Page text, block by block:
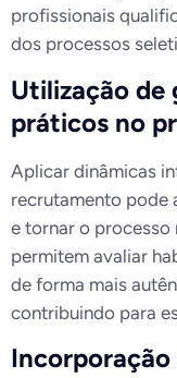
profissionais
dos processos
Utilização de
práticos no
Aplicar dinâmicas
recrutamento pode
e tornar o processo
permitem avaliar
de forma mais
contribuindo para